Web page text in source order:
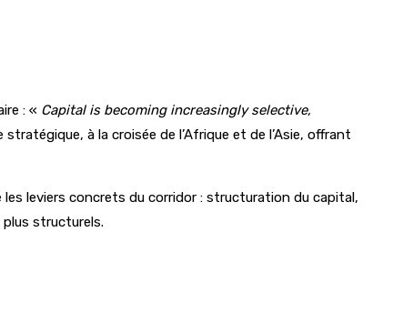
: « Capital is becoming increasingly selective,
à la croisée de l’Afrique et de l’Asie, offrant
les leviers concrets du corridor : structuration du capital,
plus structurels.